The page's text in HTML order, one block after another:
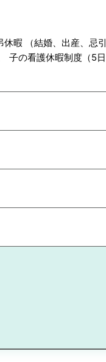
休暇 （結婚、出産、忌引
の看護休暇制度（5日